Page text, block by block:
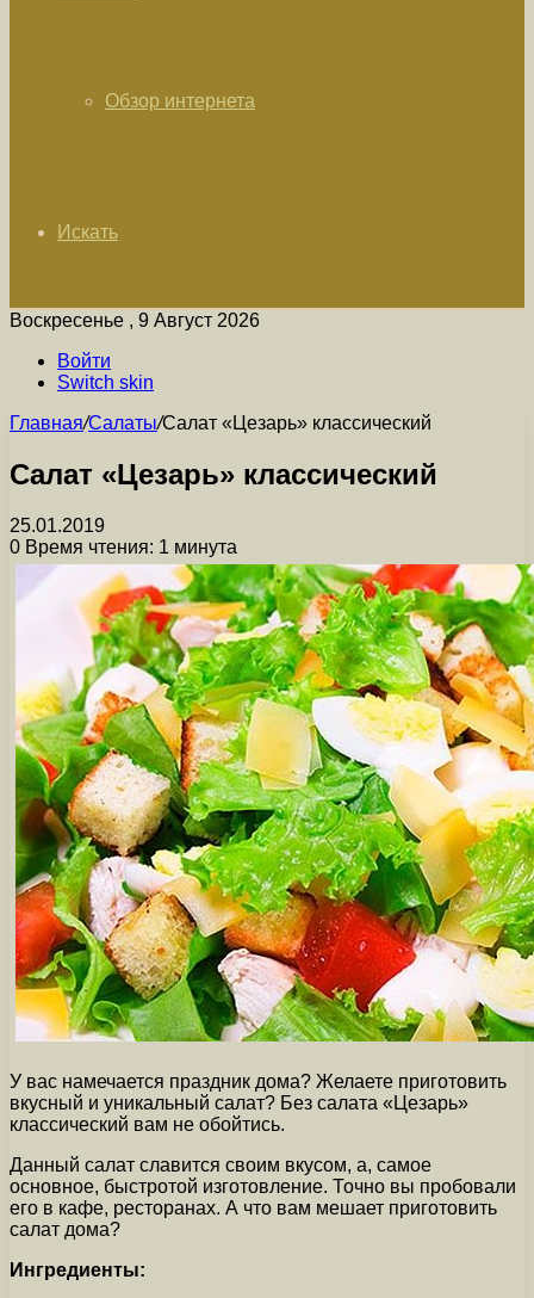
Обзор интернета
Искать
Воскресенье , 9 Август 2026
Войти
Switch skin
Главная/Салаты/Салат «Цезарь» классический
Салат «Цезарь» классический
25.01.2019
0 Время чтения: 1 минута
У вас намечается праздник дома? Желаете приготовить
вкусный и уникальный салат? Без салата «Цезарь»
классический вам не обойтись.
Данный салат славится своим вкусом, а, самое
основное, быстротой изготовление. Точно вы пробовали
его в кафе, ресторанах. А что вам мешает приготовить
салат дома?
Ингредиенты: